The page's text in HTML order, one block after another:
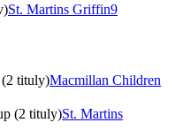
St. Martins Griffin9
tituly)Macmillan Children
(2 tituly)St. Martins